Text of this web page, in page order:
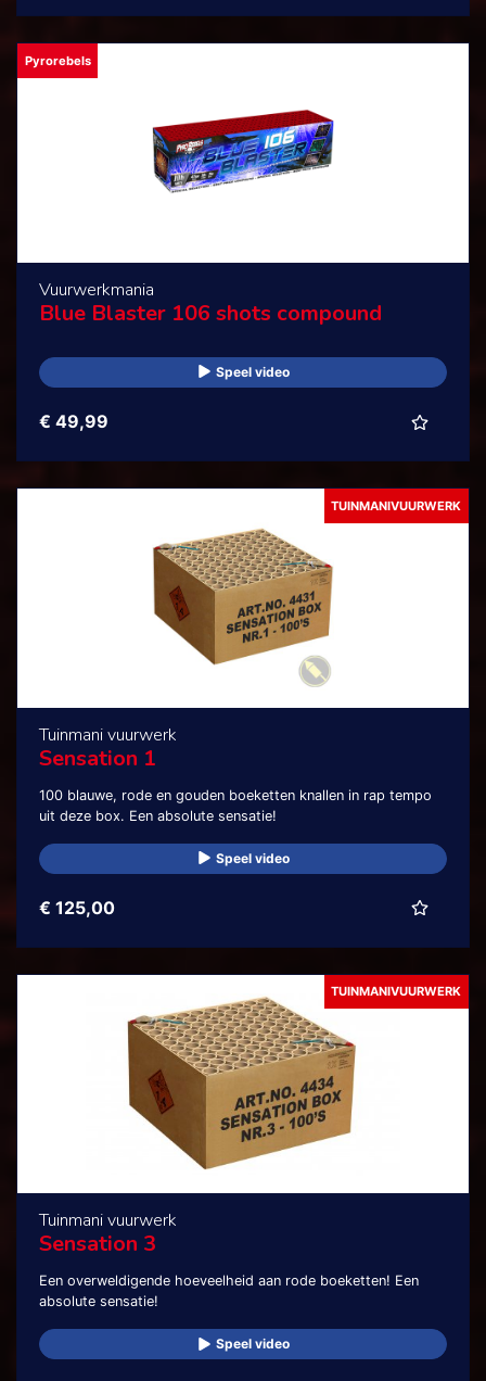
Pyrorebels
Vuurwerkmania
Blue Blaster 106 shots compound
Speel video
€ 49,99
TUINMANIVUURWERK
Tuinmani vuurwerk
Sensation 1
100 blauwe, rode en gouden boeketten knallen in rap tempo
uit deze box. Een absolute sensatie!
Speel video
€ 125,00
TUINMANIVUURWERK
Tuinmani vuurwerk
Sensation 3
Een overweldigende hoeveelheid aan rode boeketten! Een
absolute sensatie!
Speel video